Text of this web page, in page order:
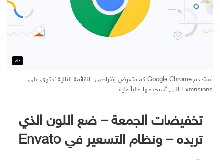
عام
أستخدم Google Chrome كمستعرض إفتراضي، القائمة التالية تحتوي على
Extensions التي أستخدمها حالياً عليه.
تخفيضات الجمعة – ضع اللون الذي
تريده – ونظام التسعير في Envato